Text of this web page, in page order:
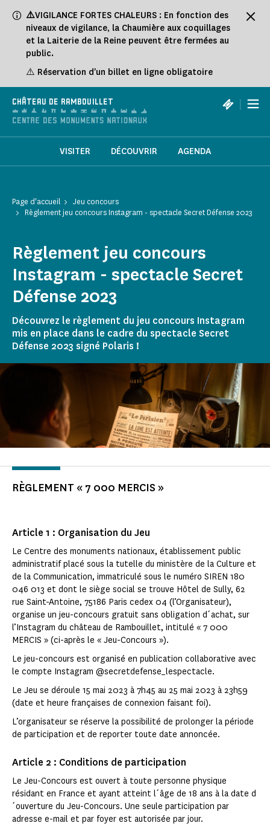
⚠️VIGILANCE FORTES CHALEURS : En fonction des
niveaux de vigilance, la Chaumière aux coquillages
et la Laiterie de la Reine peuvent être fermées au
public.
⚠️ Réservation d'un billet en ligne obligatoire
CHÂTEAU DE RAMBOUILLET |
VISITER DÉCOUVRIR AGENDA
Page d'accueil
Jeu concours
Règlement jeu concours Instagram - spectacle Secret Défense 2023
Règlement jeu concours
Instagram - spectacle Secret
Défense 2023
Découvrez le règlement du jeu concours Instagram
mis en place dans le cadre du spectacle Secret
Défense 2023 signé Polaris !
RÈGLEMENT « 7 000 MERCIS »
Article 1 : Organisation du Jeu
Le Centre des monuments nationaux, établissement public
administratif placé sous la tutelle du ministère de la Culture et
de la Communication, immatriculé sous le numéro SIREN 180
046 013 et dont le siège social se trouve Hôtel de Sully, 62
rue Saint-Antoine, 75186 Paris cedex 04 (l’Organisateur),
organise un jeu-concours gratuit sans obligation d´achat, sur
l’Instagram du château de Rambouillet, intitulé « 7 000
MERCIS » (ci-après le « Jeu-Concours »).
Le jeu-concours est organisé en publication collaborative avec
le compte Instagram @secretdefense_lespectacle.
Le Jeu se déroule 15 mai 2023 à 7h45 au 25 mai 2023 à 23h59
(date et heure françaises de connexion faisant foi).
L’organisateur se réserve la possibilité de prolonger la période
de participation et de reporter toute date annoncée.
Article 2 : Conditions de participation
Le Jeu-Concours est ouvert à toute personne physique
résidant en France et ayant atteint l´âge de 18 ans à la date d
´ouverture du Jeu-Concours. Une seule participation par
adresse e-mail et par foyer est autorisée par jour.